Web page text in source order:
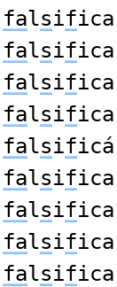
falsif
falsif
falsif
falsif
falsif
falsif
falsif
falsif
falsif